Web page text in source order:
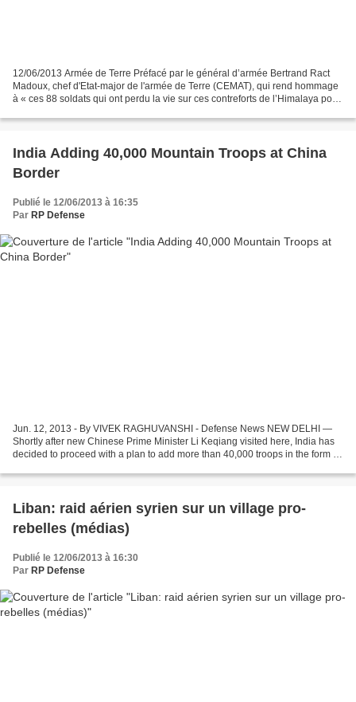
12/06/2013 Armée de Terre Préfacé par le général d’armée Bertrand Ract
Madoux, chef d'Etat-major de l'armée de Terre (CEMAT), qui rend hommage
à « ces 88 soldats qui ont perdu la vie sur ces contreforts de l’Himalaya pour
India Adding 40,000 Mountain Troops at China
Border
Publié le 12/06/2013 à 16:35
Par RP Defense
Jun. 12, 2013 - By VIVEK RAGHUVANSHI - Defense News NEW DELHI —
Shortly after new Chinese Prime Minister Li Keqiang visited here, India has
decided to proceed with a plan to add more than 40,000 troops in the form of
Liban: raid aérien syrien sur un village pro-
rebelles (médias)
Publié le 12/06/2013 à 16:30
Par RP Defense